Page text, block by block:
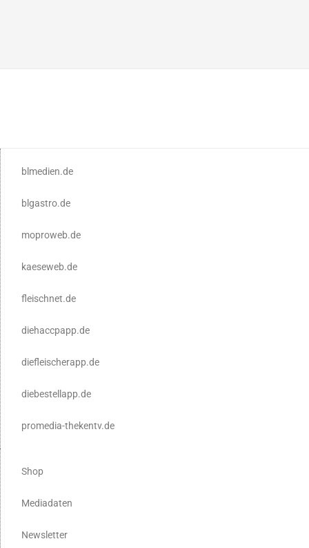
blmedien.de
blgastro.de
moproweb.de
kaeseweb.de
fleischnet.de
diehaccpapp.de
diefleischerapp.de
diebestellapp.de
promedia-thekentv.de
Shop
Mediadaten
Newsletter